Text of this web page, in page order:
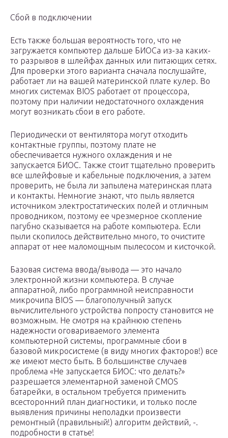
Сбой в подключении
Есть также большая вероятность того, что не
загружается компьютер дальше БИОСа из-за каких-
то разрывов в шлейфах данных или питающих сетях.
Для проверки этого варианта сначала послушайте,
работает ли на вашей материнской плате кулер. Во
многих системах BIOS работает от процессора,
поэтому при наличии недостаточного охлаждения
могут возникать сбои в его работе.
Периодически от вентилятора могут отходить
контактные группы, поэтому плате не
обеспечивается нужного охлаждения и не
запускается БИОС. Также стоит тщательно проверить
все шлейфовые и кабельные подключения, а затем
проверить, не была ли запылена материнская плата
и контакты. Немногие знают, что пыль является
источником электростатических полей и отличным
проводником, поэтому ее чрезмерное скопление
пагубно сказывается на работе компьютера. Если
пыли скопилось действительно много, то очистите
аппарат от нее маломощным пылесосом и кисточкой.
Базовая система ввода/вывода — это начало
электронной жизни компьютера. В случае
аппаратной, либо программной неисправности
микрочипа BIOS — благополучный запуск
вычислительного устройства попросту становится не
возможным. Не смотря на крайнюю степень
надежности оговариваемого элемента
компьютерной системы, программные сбои в
базовой микросистеме (в виду многих факторов!) все
же имеют место быть. В большинстве случаев
проблема «Не запускается БИОС: что делать?»
разрешается элементарной заменой CMOS
батарейки, в остальном требуется применить
всесторонний план диагностики, и только после
выявления причины неполадки произвести
ремонтный (правильный!) алгоритм действий, -.
подробности в статье!